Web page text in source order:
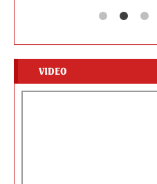
VIDEO